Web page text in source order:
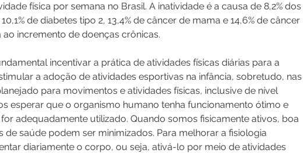
física por semana no Brasil. A inatividade é a causa de 8,2% dos
de diabetes tipo 2, 13,4% de câncer de mama e 14,6% de câncer
incremento de doenças crônicas.
incentivar a prática de atividades físicas diárias para a
a adoção de atividades esportivas na infância, sobretudo, nas
para movimentos e atividades físicas, inclusive de nível
esperar que o organismo humano tenha funcionamento ótimo e
adequadamente utilizado. Quando somos fisicamente ativos, boa
de saúde podem ser minimizados. Para melhorar a fisiologia
diariamente o corpo, ou seja, ativá-lo por meio de atividades